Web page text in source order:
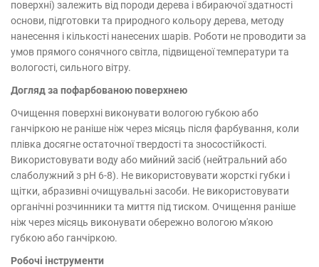
поверхні) залежить від породи дерева і вбираючої здатності
основи, підготовки та природного кольору дерева, методу
нанесення і кількості нанесених шарів. Роботи не проводити за
умов прямого сонячного світла, підвищеної температури та
вологості, сильного вітру.
Догляд за пофарбованою поверхнею
Очищення поверхні виконувати вологою губкою або
ганчіркою не раніше ніж через місяць після фарбування, коли
плівка досягне остаточної твердості та зносостійкості.
Використовувати воду або мийний засіб (нейтральний або
слаболужний з рН 6-8). Не використовувати жорсткі губки і
щітки, абразивні очищувальні засоби. Не використовувати
органічні розчинники та миття під тиском. Очищення раніше
ніж через місяць виконувати обережно вологою м'якою
губкою або ганчіркою.
Робочі інструменти